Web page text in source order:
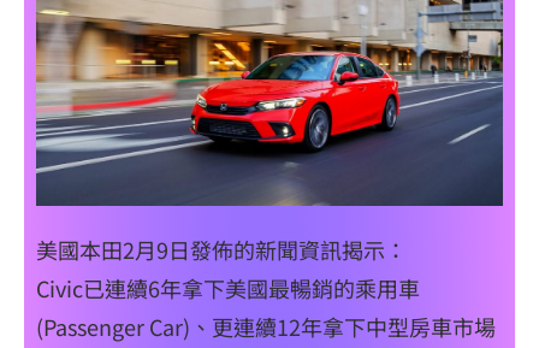
美國本田2月9日發佈的新聞資訊揭示：
Civic已連續6年拿下美國最暢銷的乘用車
(Passenger Car)、更連續12年拿下中型房車市場